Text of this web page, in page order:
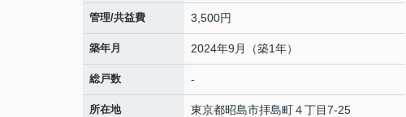
管理/共益費 3,500円
築年月 2024年9月（築1年）
総戸数 -
所在地 東京都昭島市拝島町４丁目7-25